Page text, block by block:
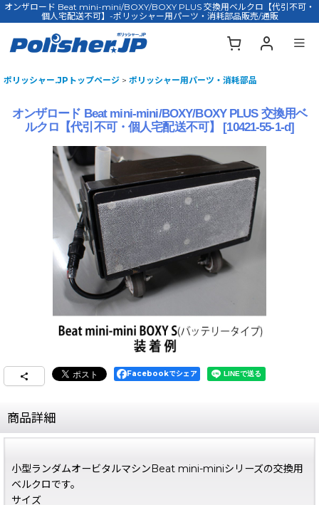
オンザロード Beat mini-mini/BOXY/BOXY PLUS 交換用ベルクロ【代引不可・
個人宅配送不可】-ポリッシャー用パーツ・消耗部品販売/通販
ポリッシャー.JPトップページ > ポリッシャー用パーツ・消耗部品
オンザロード Beat mini-mini/BOXY/BOXY PLUS 交換用ベ
ルクロ【代引不可・個人宅配送不可】
[10421-55-1-d]
Facebookでシェア
商品詳細
小型ランダムオービタルマシンBeat mini-miniシリーズの交換用
ベルクロです。
サイズ